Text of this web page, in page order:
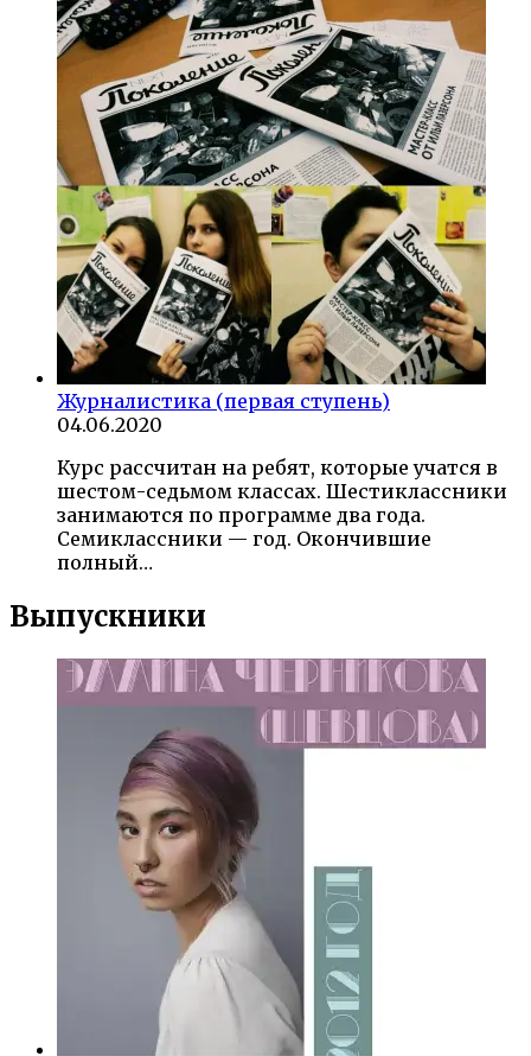
Журналистика (первая ступень)
04.06.2020
Курс рассчитан на ребят, которые учатся в
шестом-седьмом классах. Шестиклассники
занимаются по программе два года.
Семиклассники — год. Окончившие
полный…
Выпускники